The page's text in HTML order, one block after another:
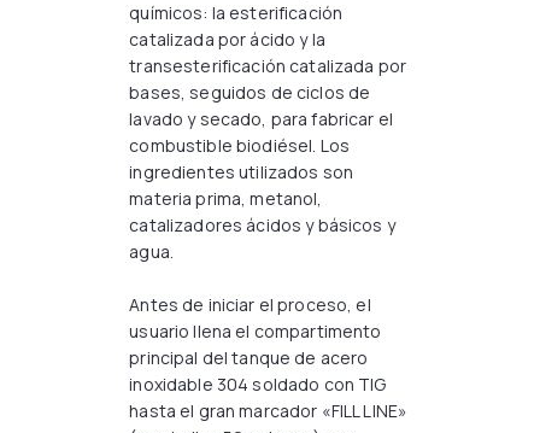
químicos: la esterificación
catalizada por ácido y la
transesterificación catalizada por
bases, seguidos de ciclos de
lavado y secado, para fabricar el
combustible biodiésel. Los
ingredientes utilizados son
materia prima, metanol,
catalizadores ácidos y básicos y
agua.
Antes de iniciar el proceso, el
usuario llena el compartimento
principal del tanque de acero
inoxidable 304 soldado con TIG
hasta el gran marcador «FILL LINE»